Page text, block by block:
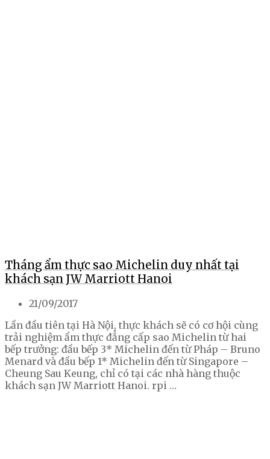
Tháng ẩm thực sao Michelin duy nhất tại
khách sạn JW Marriott Hanoi
21/09/2017
Lần đầu tiên tại Hà Nội, thực khách sẽ có cơ hội cùng
trải nghiệm ẩm thực đẳng cấp sao Michelin từ hai
bếp trưởng: đầu bếp 3* Michelin đến từ Pháp – Bruno
Menard và đầu bếp 1* Michelin đến từ Singapore –
Cheung Sau Keung, chỉ có tại các nhà hàng thuộc
khách sạn JW Marriott Hanoi. rpi …